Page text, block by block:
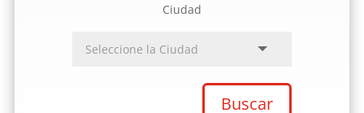
Ciudad
Buscar